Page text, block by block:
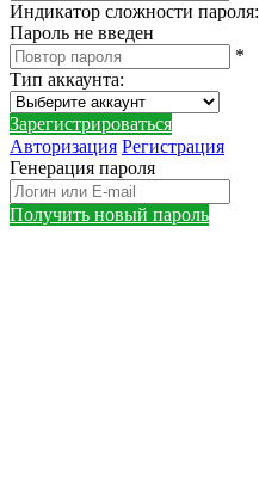
Индикатор сложности пароля:
Пароль не введен
*
Тип аккаунта:
Зарегистрироваться
Авторизация Регистрация
Генерация пароля
Получить новый пароль